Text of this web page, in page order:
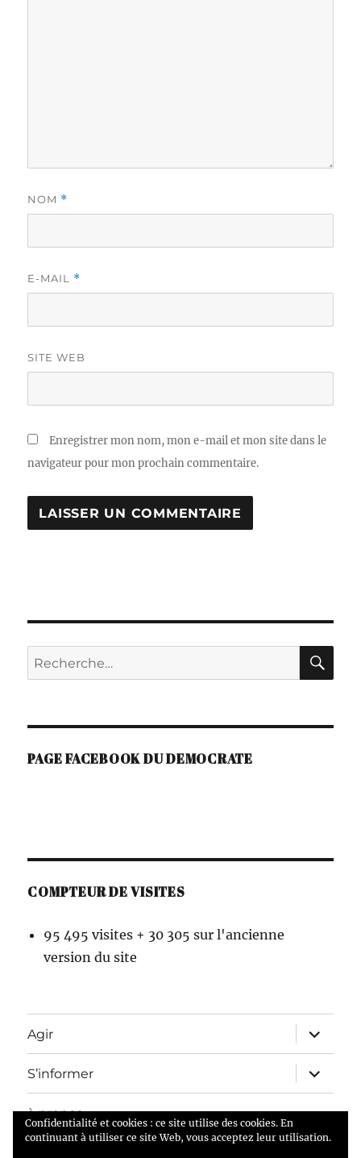
NOM *
E-MAIL *
SITE WEB
Enregistrer mon nom, mon e-mail et mon site dans le
navigateur pour mon prochain commentaire.
N
:
Recherche
pour :
PAGE FACEBOOK DU DEMOCRATE
COMPTEUR DE VISITES
95 495 visites + 30 305 sur l'ancienne
version du site
Agir
ouvrir
le
sous-
menu
S’informer
ouvrir
le
sous-
menu
à propos
Confidentialité et cookies : ce site utilise des cookies. En
continuant à utiliser ce site Web, vous acceptez leur utilisation.